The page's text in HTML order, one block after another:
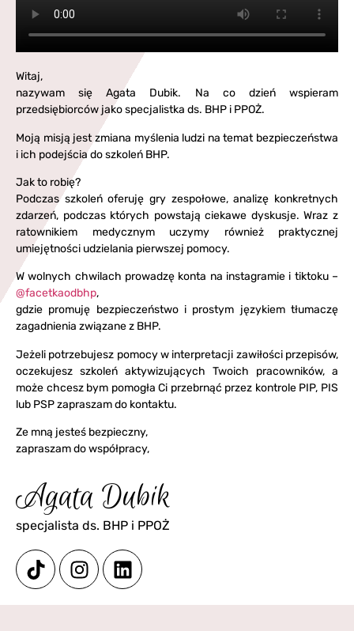
Witaj,
nazywam się Agata Dubik. Na co dzień wspieram
przedsiębiorców jako specjalistka ds. BHP i PPOŻ.
Moją misją jest zmiana myślenia ludzi na temat bezpieczeństwa
i ich podejścia do szkoleń BHP.
Jak to robię?
Podczas szkoleń oferuję gry zespołowe, analizę konkretnych
zdarzeń, podczas których powstają ciekawe dyskusje. Wraz z
ratownikiem medycznym uczymy również praktycznej
umiejętności udzielania pierwszej pomocy.
W wolnych chwilach prowadzę konta na instagramie i tiktoku –
@facetkaodbhp,
gdzie promuję bezpieczeństwo i prostym językiem tłumaczę
zagadnienia związane z BHP.
Jeżeli potrzebujesz pomocy w interpretacji zawiłości przepisów,
oczekujesz szkoleń aktywizujących Twoich pracowników, a
może chcesz bym pomogła Ci przebrnąć przez kontrole PIP, PIS
lub PSP zapraszam do kontaktu.
Ze mną jesteś bezpieczny,
zapraszam do współpracy,
Agata Dubik
specjalista ds. BHP i PPOŻ